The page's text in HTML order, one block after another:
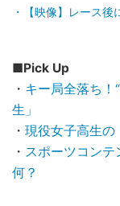
【映像】レース
■Pick Up
・ キー局全落ち！
生」
・ 現役女子高生の
・ スポーツコンテ
何？